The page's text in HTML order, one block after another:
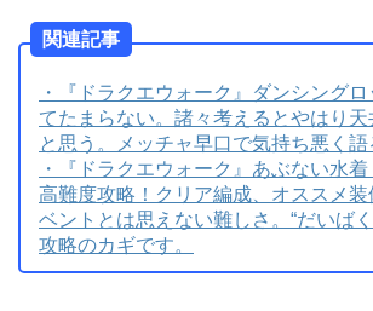
関連記事
・『ドラクエウォーク』ダンシング
てたまらない。諸々考えるとやはり
と思う。メッチャ早口で気持ち悪く語
・『ドラクエウォーク』あぶない水
高難度攻略！クリア編成、オススメ装
ベントとは思えない難しさ。“だいば
攻略のカギです。